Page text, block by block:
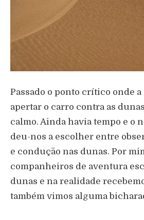
Passado o ponto crítico onde
apertar o carro contra as
calmo. Ainda havia tempo e o
deu-nos a escolher entre
e condução nas dunas. Por
companheiros de aventura
dunas e na realidade
também vimos alguma